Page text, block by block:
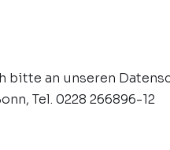
bitte an unseren
Tel. 0228 266896-12